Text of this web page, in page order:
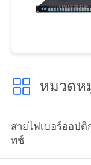
POLICYหมวดห
สายไฟเบอร์ออปติ
ทช์